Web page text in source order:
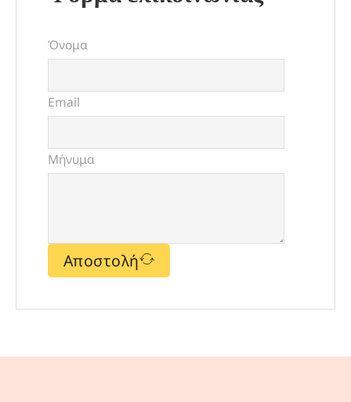
Όνομα
Email
Μήνυμα
Αποστολή